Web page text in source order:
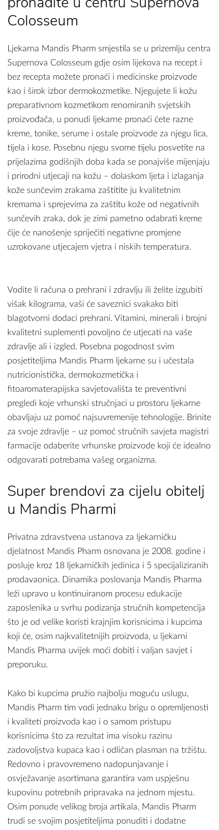
Colosseum
Ljekarna Mandis Pharm smjestila se u prizemlju centra
Supernova Colosseum gdje osim lijekova na recept i
bez recepta možete pronaći i medicinske proizvode
kao i širok izbor dermokozmetike. Njegujete li kožu
preparativnom kozmetikom renomiranih svjetskih
proizvođača, u ponudi ljekarne pronaći ćete razne
kreme, tonike, serume i ostale proizvode za njegu lica,
tijela i kose. Posebnu njegu svome tijelu posvetite na
prijelazima godišnjih doba kada se ponajviše mijenjaju
i prirodni utjecaji na kožu – dolaskom ljeta i izlaganja
kože sunčevim zrakama zaštitite ju kvalitetnim
kremama i sprejevima za zaštitu kože od negativnih
sunčevih zraka, dok je zimi pametno odabrati kreme
čije će nanošenje spriječiti negativne promjene
uzrokovane utjecajem vjetra i niskih temperatura.
Vodite li računa o prehrani i zdravlju ili želite izgubiti
višak kilograma, vaši će saveznici svakako biti
blagotvorni dodaci prehrani. Vitamini, minerali i brojni
kvalitetni suplementi povoljno će utjecati na vaše
zdravlje ali i izgled. Posebna pogodnost svim
posjetiteljima Mandis Pharm ljekarne su i učestala
nutricionistička, dermokozmetička i
fitoaromaterapijska savjetovališta te preventivni
pregledi koje vrhunski stručnjaci u prostoru ljekarne
obavljaju uz pomoć najsuvremenije tehnologije. Brinite
za svoje zdravlje – uz pomoć stručnih savjeta magistri
farmacije odaberite vrhunske proizvode koji će idealno
odgovarati potrebama vašeg organizma.
Super brendovi za cijelu obitelj
u Mandis Pharmi
Privatna zdravstvena ustanova za ljekarničku
djelatnost Mandis Pharm osnovana je 2008. godine i
posluje kroz 18 ljekarničkih jedinica i 5 specijaliziranih
prodavaonica. Dinamika poslovanja Mandis Pharma
leži upravo u kontinuiranom procesu edukacije
zaposlenika u svrhu podizanja stručnih kompetencija
što je od velike koristi krajnjim korisnicima i kupcima
koji će, osim najkvalitetnijih proizvoda, u ljekarni
Mandis Pharma uvijek moći dobiti i valjan savjet i
preporuku.
Kako bi kupcima pružio najbolju moguću uslugu,
Mandis Pharm tim vodi jednaku brigu o opremljenosti
i kvaliteti proizvoda kao i o samom pristupu
korisnicima što za rezultat ima visoku razinu
zadovoljstva kupaca kao i odličan plasman na tržištu.
Redovno i pravovremeno nadopunjavanje i
osvježavanje asortimana garantira vam uspješnu
kupovinu potrebnih pripravaka na jednom mjestu.
Osim ponude velikog broja artikala, Mandis Pharm
trudi se svojim posjetiteljima ponuditi i dodatne